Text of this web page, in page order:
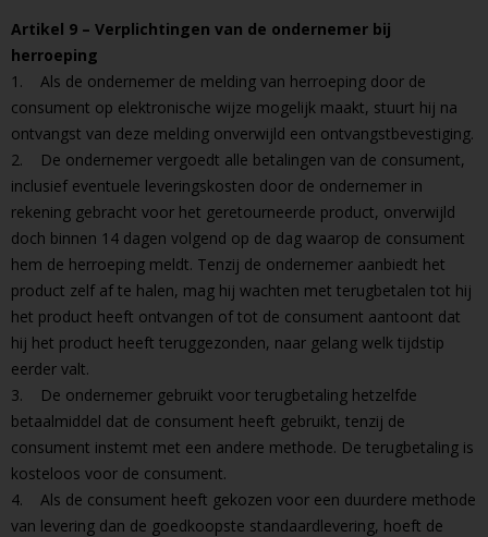
Artikel 9 – Verplichtingen van de ondernemer bij
herroeping
1. Als de ondernemer de melding van herroeping door de
consument op elektronische wijze mogelijk maakt, stuurt hij na
ontvangst van deze melding onverwijld een ontvangstbevestiging.
2. De ondernemer vergoedt alle betalingen van de consument,
inclusief eventuele leveringskosten door de ondernemer in
rekening gebracht voor het geretourneerde product, onverwijld
doch binnen 14 dagen volgend op de dag waarop de consument
hem de herroeping meldt. Tenzij de ondernemer aanbiedt het
product zelf af te halen, mag hij wachten met terugbetalen tot hij
het product heeft ontvangen of tot de consument aantoont dat
hij het product heeft teruggezonden, naar gelang welk tijdstip
eerder valt.
3. De ondernemer gebruikt voor terugbetaling hetzelfde
betaalmiddel dat de consument heeft gebruikt, tenzij de
consument instemt met een andere methode. De terugbetaling is
kosteloos voor de consument.
4. Als de consument heeft gekozen voor een duurdere methode
van levering dan de goedkoopste standaardlevering, hoeft de